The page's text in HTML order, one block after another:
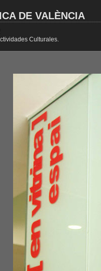
DE VALÈNCIA
Culturales.